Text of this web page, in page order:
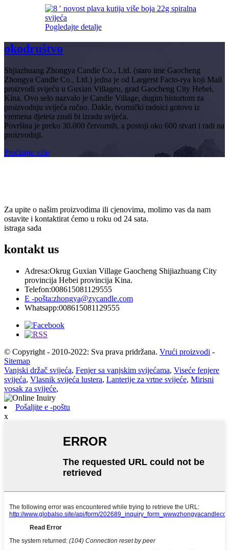
Pogledajte detalje
okodruštvo
Shjiazhuang Zhongya Candle Co., Ltd. (staro ime Gaocheng
Zhongya Candle Co., Ltd.) jedna je od Largerst Facto-rya koji Mail
proizvodi svijeću u Guxian Villageu, grad Gaocheng City Hebei,
Kina. Ovo selo nazvalo je Candle Village, dugim histortom za
proizvodnju svijeća ručno. Dakle, tvornički radnici gotovo iz
vremena djeteta znali bi izradu svijeća.
Površina je preko 30.000 četvornih, a postoji oko 600 stvari i radi na
proizvodnji.
Pročitajte više
Za upite o našim proizvodima ili cjenovima, molimo vas da nam
ostavite i kontaktirat ćemo u roku od 24 sata.
istraga sada
kontakt us
Adresa:Okrug Guxian Village Gaocheng Shijiazhuang City
provincija Hebei provincija Kina.
Telefon:008615081129555
E -pošta:zhongya@zycandle.com
Whatsapp:008615081129555
© Copyright - 2010-2022: Sva prava pridržana. Vrući proizvodi -
Sitemap
Vanjski držač svijeća, Fenjer sa vanjskim svijećama, Viseće fenjere
svijeća, Vlasnik svijeća lustera, Lanterije za vrtne svijeće, Mirisni
vosak za svijeće,
Pošaljite e -poštu
x